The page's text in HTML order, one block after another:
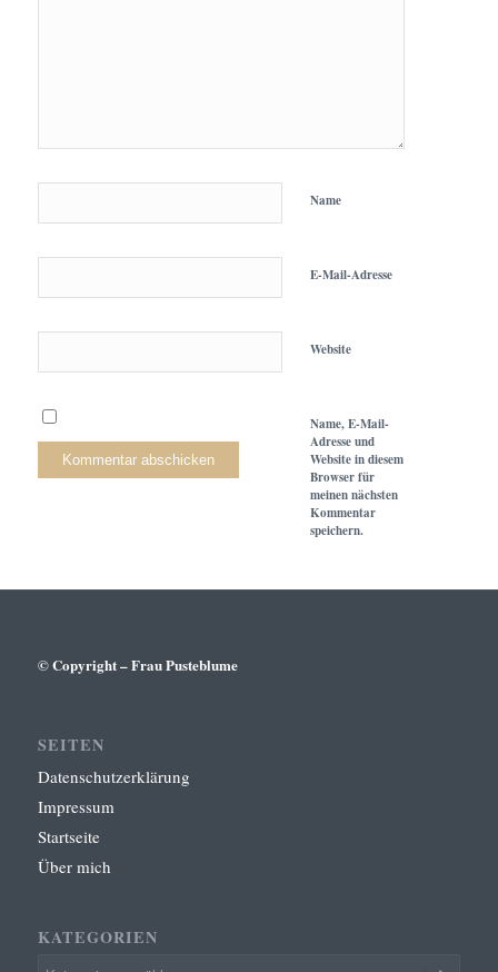
Name
E-Mail-Adresse
Website
Name, E-Mail-
Adresse und
Website in diesem
Browser für
meinen nächsten
Kommentar
speichern.
© Copyright – Frau Pusteblume
SEITEN
Datenschutzerklärung
Impressum
Startseite
Über mich
KATEGORIEN